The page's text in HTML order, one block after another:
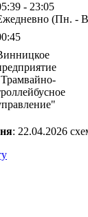
- 23:05
(Пн. -
: 22.04.2026